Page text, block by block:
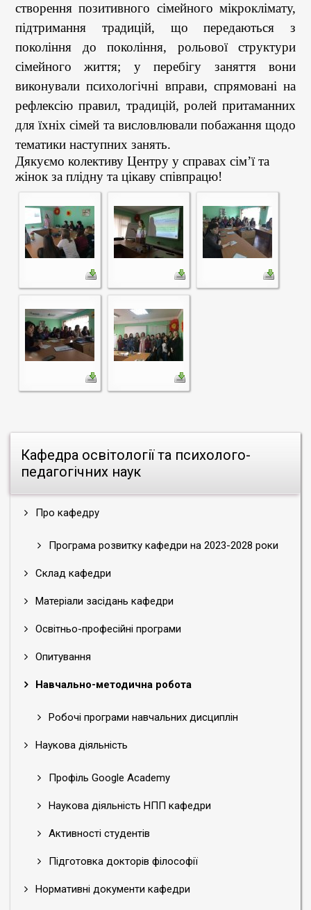
Кафедра освітології та психолого-
педагогічних наук
Про кафедру
Програма розвитку кафедри на 2023-2028 роки
Склад кафедри
Матеріали засідань кафедри
Освітньо-професійні програми
Опитування
Навчально-методична робота
Робочі програми навчальних дисциплін
Наукова діяльність
Профіль Google Academy
Наукова діяльність НПП кафедри
Активності студентів
Підготовка докторів філософії
Нормативні документи кафедри
створення позитивного сімейного мікроклімату,
підтримання традицій, що передаються з
покоління до покоління, рольової структури
сімейного життя; у перебігу заняття вони
виконували психологічні вправи, спрямовані на
рефлексію правил, традицій, ролей притаманних
для їхніх сімей та висловлювали побажання щодо
тематики наступних занять.
Дякуємо колективу Центру у справах сім’ї та
жінок за плідну та цікаву співпрацю!